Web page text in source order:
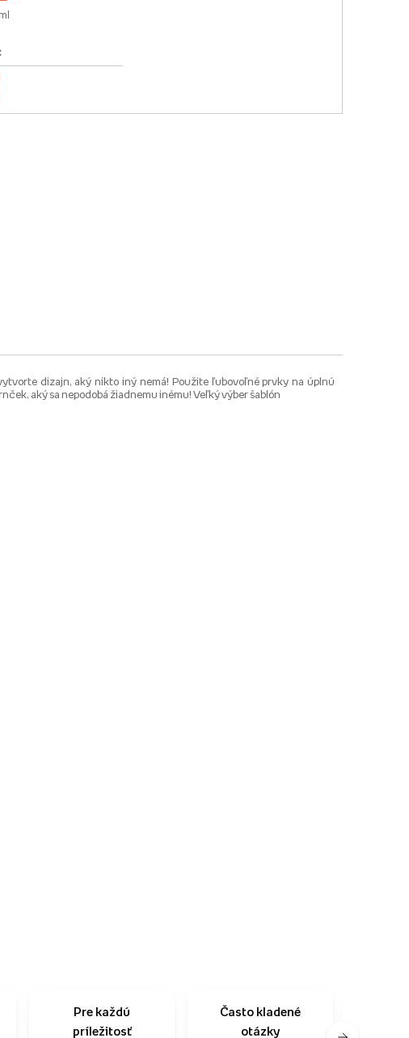
dizajn, aký nikto iný nemá! Použite ľubovoľné prvky na úplnú
aký sa nepodobá žiadnemu inému! Veľký výber šablón
Pre každú
príležitosť
Často kladené
otázky